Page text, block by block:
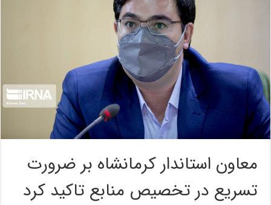
معاون استاندار کرمانشاه بر ضرورت
تسریع در تخصیص منابع تاکید کرد